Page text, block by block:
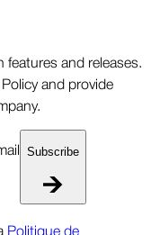
and releases.
and provide
Subscribe
Politique de